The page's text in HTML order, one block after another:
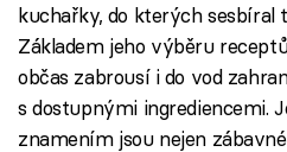
kuchařky, do kterých sesbíral
Základem jeho výběru
občas zabrousí i do vod
s dostupnými ingrediencemi.
znamením jsou nejen